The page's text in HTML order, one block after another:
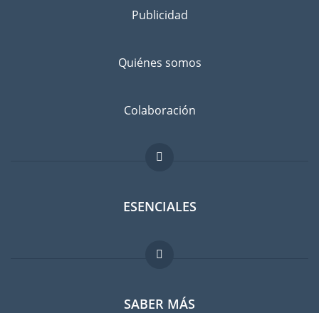
Publicidad
Quiénes somos
Colaboración
ESENCIALES
Foro para expatriados
Guia para expatriados
SABER MÁS